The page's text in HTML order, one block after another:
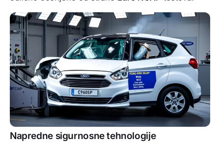
Napredne sigurnosne tehnologije